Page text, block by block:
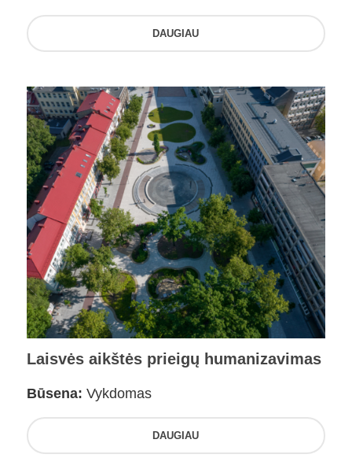
DAUGIAU
Laisvės aikštės prieigų humanizavimas
Būsena: Vykdomas
DAUGIAU